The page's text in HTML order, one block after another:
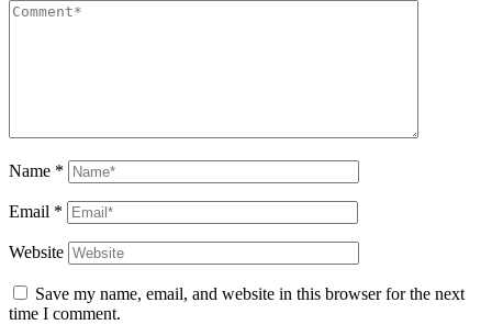
Name *
Email *
Website
Save my name, email, and website in this browser for the next
time I comment.